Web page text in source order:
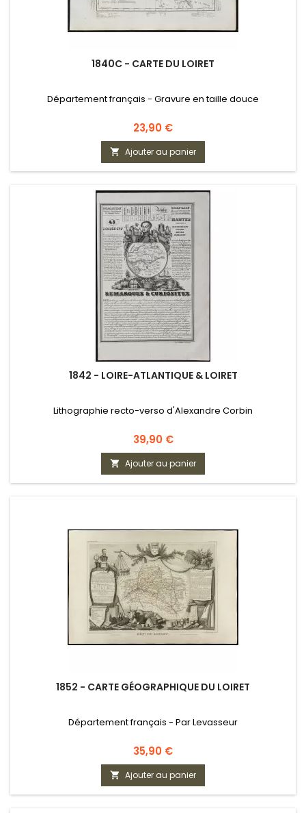
1840C - CARTE DU LOIRET
Département français - Gravure en taille douce
Prix
23,90 €
 Ajouter au panier
1842 - LOIRE-ATLANTIQUE & LOIRET
Lithographie recto-verso d'Alexandre Corbin
Prix
39,90 €
 Ajouter au panier
1852 - CARTE GÉOGRAPHIQUE DU LOIRET
Département français - Par Levasseur
Prix
35,90 €
 Ajouter au panier